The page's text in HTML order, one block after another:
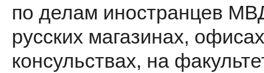
по делам иностранцев
русских магазинах,
консульствах, на